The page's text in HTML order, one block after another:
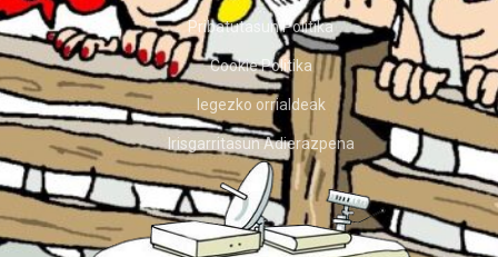
Pribatutasun Politika
Cookie Politika
legezko orrialdeak
Irisgarritasun Adierazpena